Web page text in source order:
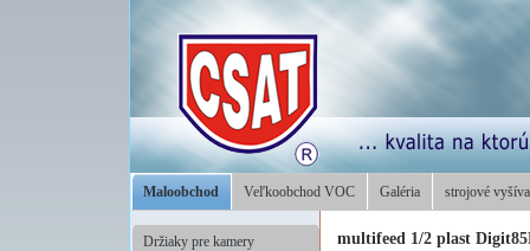
Maloobchod Veľkoobchod VOC Galéria strojové
Držiaky pre kamery multifeed 1/2 plast